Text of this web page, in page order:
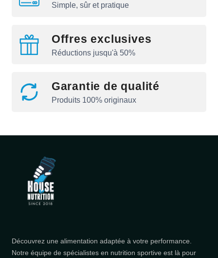
Simple, sûr et pratique
Offres exclusives
Réductions jusqu'à 50%
Garantie de qualité
Produits 100% originaux
Découvrez une alimentation adaptée à votre performance.
Notre équipe de spécialistes en nutrition sportive est là pour